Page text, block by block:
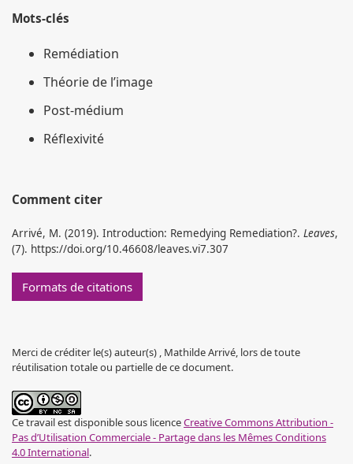
Mots-clés
Remédiation
Théorie de l’image
Post-médium
Réflexivité
Comment citer
Arrivé, M. (2019). Introduction: Remedying Remediation?. Leaves,
(7). https://doi.org/10.46608/leaves.vi7.307
Formats de citations
Merci de créditer le(s) auteur(s) , Mathilde Arrivé, lors de toute
réutilisation totale ou partielle de ce document.
Ce travail est disponible sous licenceCreative Commons Attribution -
Pas d’Utilisation Commerciale - Partage dans les Mêmes Conditions
4.0 International.